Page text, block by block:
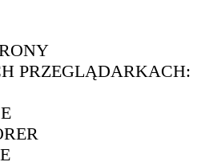
PRZEGLĄDARKACH: